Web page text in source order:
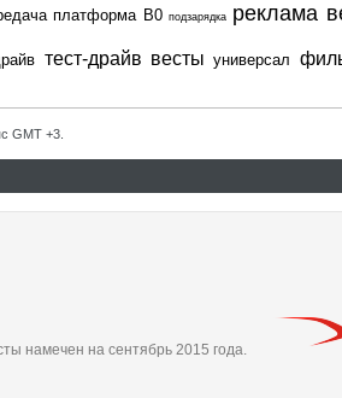
платформа В0 подзарядка реклама
тест-драйв весты универсал
GMT +3.
намечен на сентябрь 2015 года.